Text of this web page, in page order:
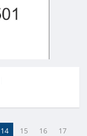
14 15 16
17